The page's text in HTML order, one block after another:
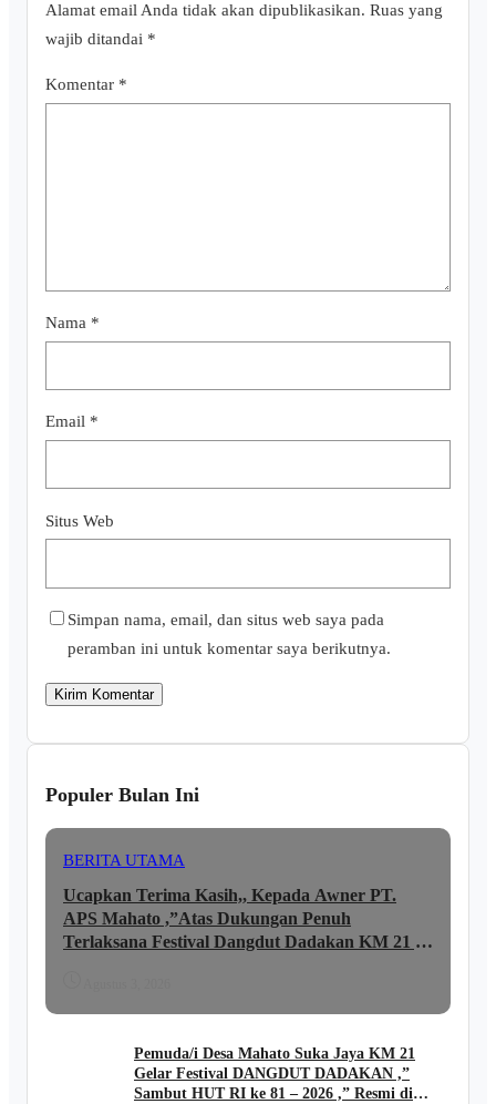
Alamat email Anda tidak akan dipublikasikan. Ruas yang
wajib ditandai *
Komentar *
Nama *
Email *
Situs Web
Simpan nama, email, dan situs web saya pada
peramban ini untuk komentar saya berikutnya.
Populer Bulan Ini
BERITA UTAMA
Ucapkan Terima Kasih,, Kepada Awner PT.
APS Mahato ,”Atas Dukungan Penuh
Terlaksana Festival Dangdut Dadakan KM 21 ,,
Pemuda/i Desa Mahato Suka Jaya KM 21
Gelar Festival DANGDUT DADAKAN ,”
Sambut HUT RI ke 81 – 2026 ,” Resmi di